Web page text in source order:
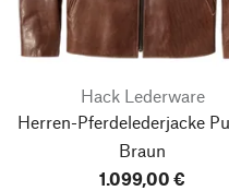
Hack Lederware
Herren-Pferdelederjacke
Braun
1.099,00 €